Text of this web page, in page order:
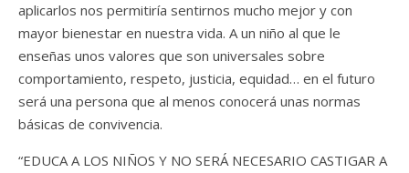
aplicarlos nos permitiría sentirnos mucho mejor y con
mayor bienestar en nuestra vida. A un niño al que le
enseñas unos valores que son universales sobre
comportamiento, respeto, justicia, equidad… en el futuro
será una persona que al menos conocerá unas normas
básicas de convivencia.
“EDUCA A LOS NIÑOS Y NO SERÁ NECESARIO CASTIGAR A